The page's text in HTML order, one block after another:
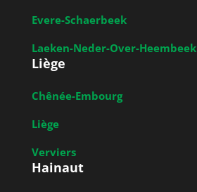
Evere-Schaerbeek
Laeken-Neder-Over-Heembeek
Liège
Chênée-Embourg
Liège
Verviers
Hainaut